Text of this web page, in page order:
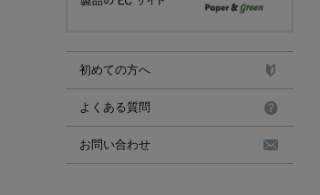
初めての方へ
よくある質問
お問い合わせ